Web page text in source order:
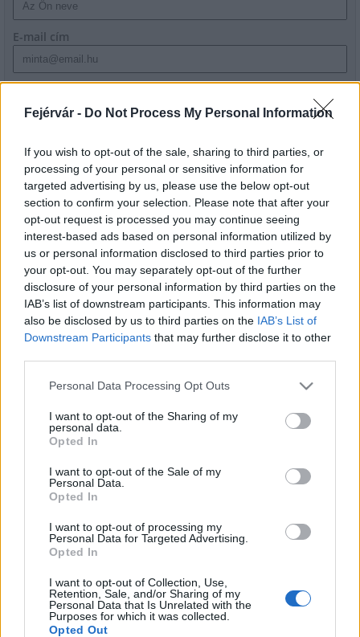
Fejérvár - Do Not Process My Personal Information
If you wish to opt-out of the sale, sharing to third parties, or
processing of your personal or sensitive information for
targeted advertising by us, please use the below opt-out
section to confirm your selection. Please note that after your
opt-out request is processed you may continue seeing
interest-based ads based on personal information utilized by
us or personal information disclosed to third parties prior to
your opt-out. You may separately opt-out of the further
disclosure of your personal information by third parties on the
IAB’s list of downstream participants. This information may
also be disclosed by us to third parties on the IAB’s List of
Downstream Participants that may further disclose it to other
Please note that this website/app uses one or more Google
not limited to your visit or usage behaviour. You may click to
grant or deny consent to Google and its third-party tags to
use your data for below specified purposes in below Google
consent section.
Personal Data Processing Opt Outs
I want to opt-out of the Sharing of my
personal data.
Opted In
I want to opt-out of the Sale of my
Personal Data.
Opted In
I want to opt-out of processing my
Personal Data for Targeted Advertising.
Opted In
I want to opt-out of Collection, Use,
Retention, Sale, and/or Sharing of my
Personal Data that Is Unrelated with the
Purposes for which it was collected.
Opted Out
E-mail cím
szabályzatot!
LEGFRISSEBB
Országos hírek
Megérkezett az eső a Duna vízgyűjtőjére
Aktuális
Paks II.: Mit jelent az 5. blokk új
árnyékában?
másodfokúra csökken a riasztás
HIRDETÉS